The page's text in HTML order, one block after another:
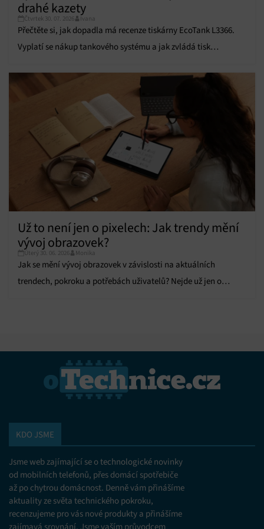
údajů, Propojení různých zařízení, Identifikace
zařízení na základě automaticky přenášených
informací.
zobrazování reklamy a obsahu, Ukládání a sdělování
voleb ochrany osobních údajů.
drahé kazety
Čtvrtek 30. 07. 2026 Ivana
Přečtěte si, jak dopadla má recenze tiskárny EcoTank L3366.
Vyplatí se nákup tankového systému a jak zvládá tisk
Už to není jen o pixelech: Jak trendy mění
vývoj obrazovek?
Úterý 30. 06. 2026 Monika
Jak se mění vývoj obrazovek v závislosti na aktuálních
trendech, pokroku a potřebách uživatelů? Nejde už jen o
KDO JSME
Jsme web zajímající se o technologické novinky
od mobilních telefonů, přes domácí spotřebiče
až po chytrou domácnost. Denně vám přinášíme
aktuality ze světa technického pokroku,
recenzujeme pro vás nové produkty a přinášíme
zajímavá srovnání. Jsme vaším průvodcem